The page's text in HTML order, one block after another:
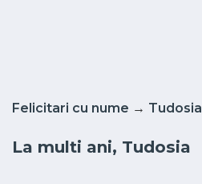
Felicitari cu nume → Tudosia
La multi ani, Tudosia